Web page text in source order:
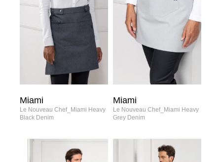
Miami
Le Nouveau Chef_Miami Heavy
Black Denim
Miami
Le Nouveau Chef_Miami Heavy
Grey Denim